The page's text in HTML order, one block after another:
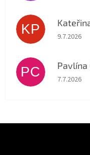
KP 9.7.2026
PC Pavlína
7.7.2026